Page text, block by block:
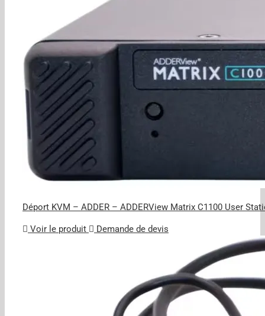
Déport KVM – ADDER – ADDERView Matrix C1100 User
Voir le produit Demande de devis